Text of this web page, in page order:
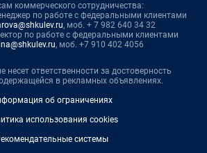
коммерческого сотрудничества:
по работе с федеральными клиентами
, моб. + 7 982 640 34 32
по работе с федеральными клиентами
, моб. +7 910 402 4056
несет ответственности за достоверность
в рекламных объявлениях.
об ограничениях
использования cookies
системы